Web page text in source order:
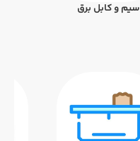
سیم و کابل برق